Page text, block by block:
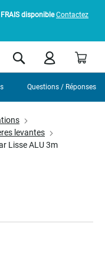
disponible Contactez
Rechercher
levantes
Lisse ALU 3m
Questions / Réponses